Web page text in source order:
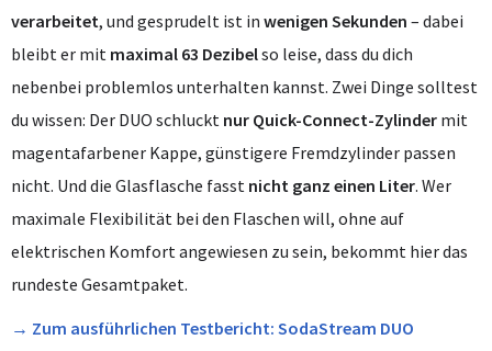
verarbeitet, und gesprudelt ist in wenigen Sekunden – dabei
bleibt er mit maximal 63 Dezibelso leise, dass du dich
nebenbei problemlos unterhalten kannst. Zwei Dinge solltest
du wissen: Der DUO schluckt nur Quick-Connect-Zylinder mit
magentafarbener Kappe, günstigere Fremdzylinder passen
nicht. Und die Glasflasche fasst nicht ganz einen Liter. Wer
maximale Flexibilität bei den Flaschen will, ohne auf
elektrischen Komfort angewiesen zu sein, bekommt hier das
rundeste Gesamtpaket.
→ Zum ausführlichen Testbericht: SodaStream DUO